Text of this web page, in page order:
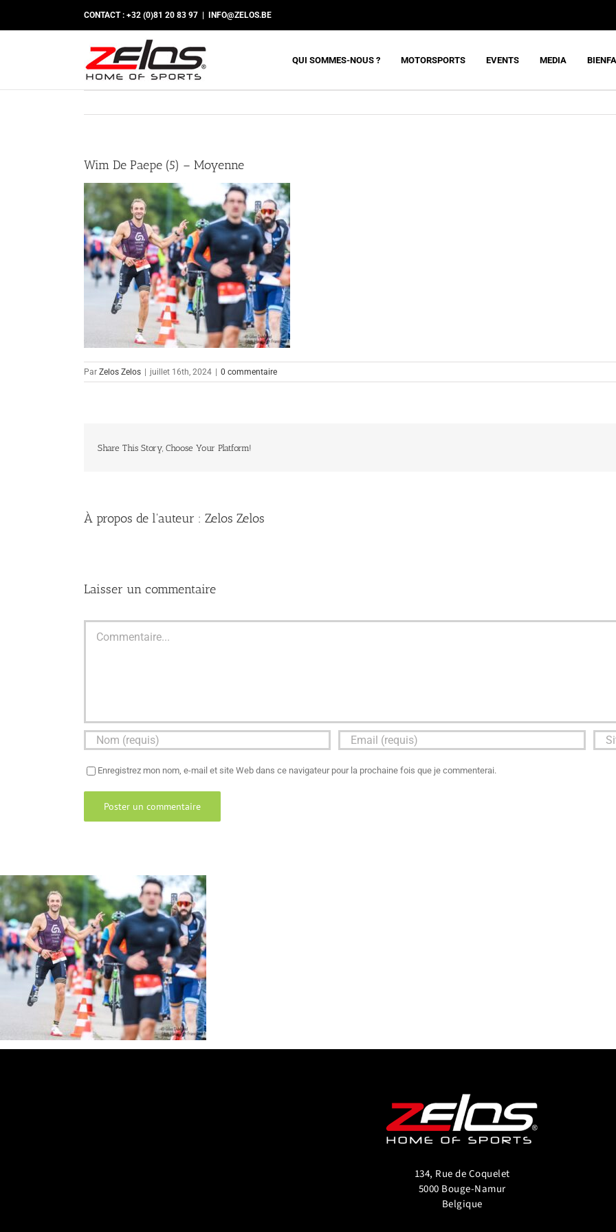
contenu
CONTACT : +32 (0)81 20 83 97 INFO@ZELOS.BE
QUI SOMMES-NOUS ? MOTORSPORTS EVENTS MEDIA
Wim De Paepe (5) – Moyenne
Par Zelos Zelos juillet 16th, 2024 0 commentaire
Share This Story, Choose Your Platform!
À propos de l'auteur : Zelos Zelos
Laisser un commentaire
Enregistrez mon nom, e-mail et site Web dans ce navigateur pour la prochaine fois que je commenterai.
134, Rue de Coquelet
5000 Bouge-Namur
Belgique